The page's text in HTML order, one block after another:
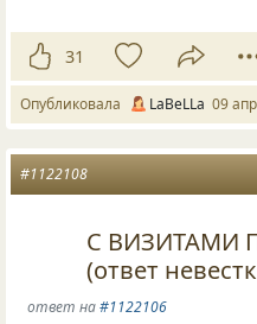
31
Опубликовала LaBeLLa 09
#1122108
С ВИЗИТАМИ
(ответ
ответ на#1122106